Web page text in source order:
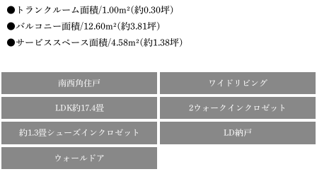
●トランクルーム面積/1.00m²(約0.30坪)
●バルコニー面積/12.60m²(約3.81坪)
●サービススペース面積/4.58m²(約1.38坪)
南西角住戸 ワイドリビング
LDK約17.4畳 2ウォークインクロゼット
約1.3畳シューズインクロゼット LD納戸
ウォールドア